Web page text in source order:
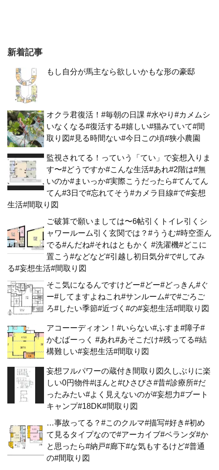
新着記事
もし自分が馬主なら欲しいかもな形の豪邸
オクラ君復活！#毎朝の日課 #水やり#カメムシ
いなくなる#復活する#嬉しい#猫みていて#間
取り図#見る時間ない#今日この頃#狭小農園
監視されてる！っていう「てい」で妄想入りま
す〜#どうですか#こんな生活#あれ#2階は#無
いのか#まいっか#実際こうだったら#てんてん
てん#3日で#忘れてそう#カメラ目線#で#妄想
生活#間取り図
ご破算で願いましては〜6帖引くトイレ引くシ
ャワールーム引く玄関では？#ううむ#時空歪ん
でる#んだね#それはともかく #洗濯機#どこに
置こう#などなど#引越し初日気分#で#してみ
る#妄想生活#間取り図
そこ気になるんですけどー#どー#どっきん#ぐ
ー#してますよねこれ#サンルーム#で#ごろご
ろ#したい季節#近づく#の#妄想生活#間取り図
アコーーディオン！#いらない#ふすま#障子#
かむばーっく #あれ#あそこだけ#残ってる#結
構難しい#妄想生活#間取り図
妄想フルパワーの蔵付き間取り図久しぶりに楽
しい0円物件#ほんと#ひさびさ#昔#診療所#だ
ったみたい#よく見えないのが#妄想力#ブート
キャンプ#18DK#間取り図
…事故ってる？#このクルマ#描写#好き#初め
て見るタイプなので#アーカイブ#ベランダ#か
と思ったら#納戸#廊下#な気もするけど#普通
の#間取り図